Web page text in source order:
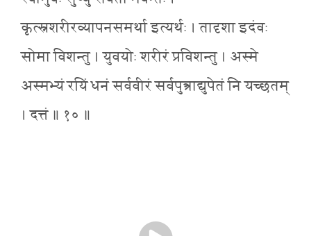
कृत्स्नशरीरव्यापनसमर्था इत्यर्थः । तादृशा इदंवः
सोमा विशन्तु । युवयोः शरीरं प्रविशन्तु । अस्मे
अस्मभ्यं रयिं धनं सर्ववीरं सर्वपुत्त्राद्युपेतं नि यच्छतम्
। दत्तं ॥ १० ॥